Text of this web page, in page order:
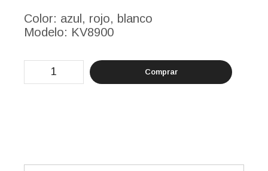
Color: azul, rojo, blanco
Modelo: KV8900
Voleibol
Matches
Comprar